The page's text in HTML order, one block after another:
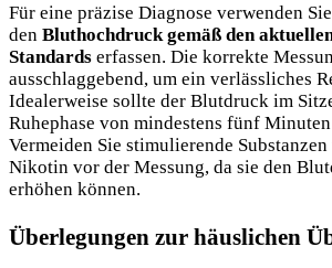
Für eine präzise Diagnose verwenden
den Bluthochdruck gemäß den
Standards erfassen. Die korrekte
ausschlaggebend, um ein verlässliches
Idealerweise sollte der Blutdruck im
Ruhephase von mindestens fünf
Vermeiden Sie stimulierende
Nikotin vor der Messung, da sie den
erhöhen können.
Überlegungen zur häuslichen